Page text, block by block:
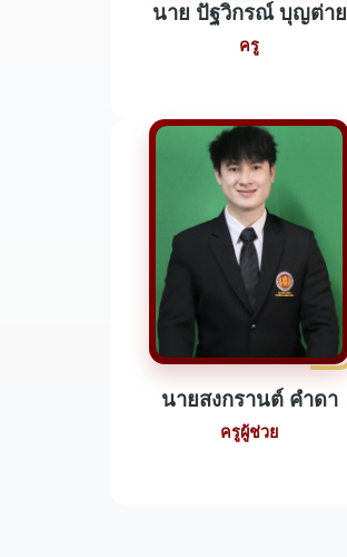
นาย ปัฐวิกรณ์ บุญต่าย
ครู
นายสงกรานต์ คำดา
ครูผู้ช่วย